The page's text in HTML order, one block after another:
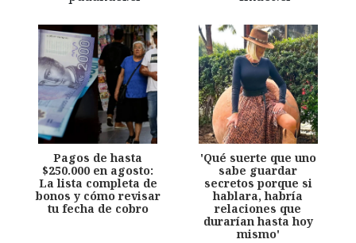
Pagos de hasta
$250.000 en agosto:
La lista completa de
bonos y cómo revisar
tu fecha de cobro
'Qué suerte que uno
sabe guardar
secretos porque si
hablara, habría
relaciones que
durarían hasta hoy
mismo'